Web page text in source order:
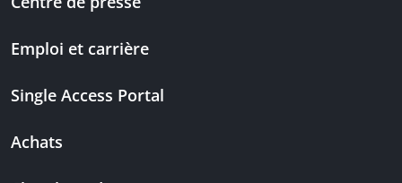
Emploi et carrière
Single Access Portal
Achats